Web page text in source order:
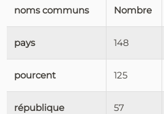
noms communs Nombre
pays 148
pourcent 125
république 57